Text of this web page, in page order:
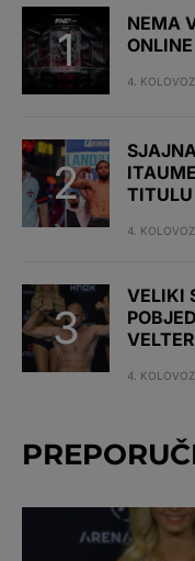
NEMA
4.
TITULU
4.
VELIKI
4.